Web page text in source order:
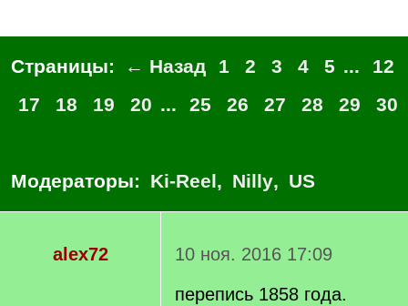
Страницы: ← Назад 1 2 3 4 5 ...
12
17
18 19 20 ... 25 26 27 28 29 30
Модераторы: Ki-Reel, Nilly, US
alex72
10 ноя. 2016 17:09
перепись 1858 года.